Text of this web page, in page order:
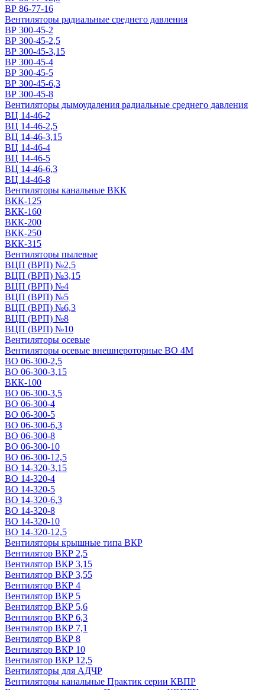
ВР 86-77-16
Вентиляторы радиальные среднего давления
ВР 300-45-2
ВР 300-45-2,5
ВР 300-45-3,15
ВР 300-45-4
ВР 300-45-5
ВР 300-45-6,3
ВР 300-45-8
Вентиляторы дымоудаления радиальные среднего давления
ВЦ 14-46-2
ВЦ 14-46-2,5
ВЦ 14-46-3,15
ВЦ 14-46-4
ВЦ 14-46-5
ВЦ 14-46-6,3
ВЦ 14-46-8
Вентиляторы канальные ВКК
ВКК-125
ВКК-160
ВКК-200
ВКК-250
ВКК-315
Вентиляторы пылевые
ВЦП (ВРП) №2,5
ВЦП (ВРП) №3,15
ВЦП (ВРП) №4
ВЦП (ВРП) №5
ВЦП (ВРП) №6,3
ВЦП (ВРП) №8
ВЦП (ВРП) №10
Вентиляторы осевые
Вентиляторы осевые внешнероторные ВО 4М
ВО 06-300-2,5
ВО 06-300-3,15
ВКК-100
ВО 06-300-3,5
ВО 06-300-4
ВО 06-300-5
ВО 06-300-6,3
ВО 06-300-8
ВО 06-300-10
ВО 06-300-12,5
ВО 14-320-3,15
ВО 14-320-4
ВО 14-320-5
ВО 14-320-6,3
ВО 14-320-8
ВО 14-320-10
ВО 14-320-12,5
Вентиляторы крышные типа ВКР
Вентилятор ВКР 2,5
Вентилятор ВКР 3,15
Вентилятор ВКР 3,55
Вентилятор ВКР 4
Вентилятор ВКР 5
Вентилятор ВКР 5,6
Вентилятор ВКР 6,3
Вентилятор ВКР 7,1
Вентилятор ВКР 8
Вентилятор ВКР 10
Вентилятор ВКР 12,5
Вентиляторы для АДЧР
Вентиляторы канальные Практик серии КВПР